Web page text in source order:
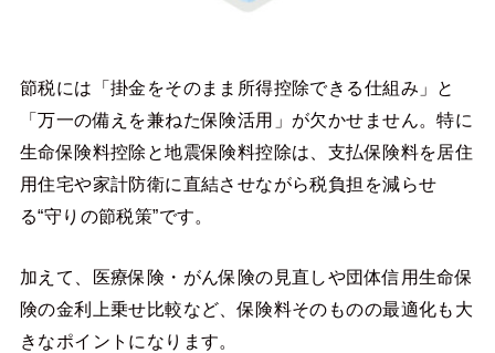
節税には「掛金をそのまま所得控除できる仕組み」と
「万一の備えを兼ねた保険活用」が欠かせません。特に
生命保険料控除と地震保険料控除は、支払保険料を居住
用住宅や家計防衛に直結させながら税負担を減らせ
る“守りの節税策”です。
加えて、医療保険・がん保険の見直しや団体信用生命保
険の金利上乗せ比較など、保険料そのものの最適化も大
きなポイントになります。